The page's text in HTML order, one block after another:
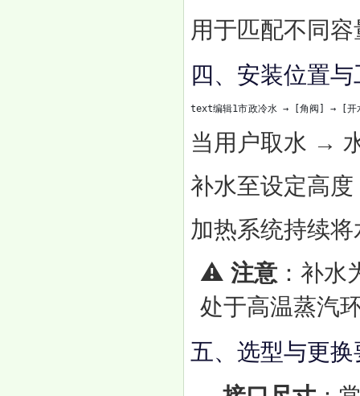
用于匹配不同
四、安装位置
text编辑1市政冷水 → [角阀] → [开
当用户取水 →
补水至设定高
加热系统持续
⚠️注意 ：补水
处于高温蒸汽
五、选型与更换